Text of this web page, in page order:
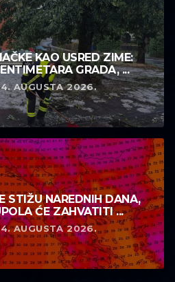
KAO USRED ZIME:
GRADA, ...
4. AUGUSTA 2026.
STIŽU NAREDNIH DANA,
ĆE ZAHVATITI ...
AUGUSTA 2026.